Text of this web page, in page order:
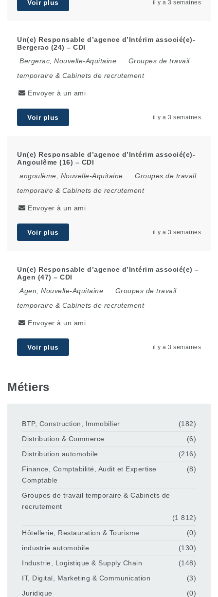
Voir plus il y a 3 semaines
Un(e) Responsable d’agence d’Intérim associé(e)-
Bergerac (24) – CDI
Bergerac, Nouvelle-Aquitaine
Groupes de travail
temporaire & Cabinets de recrutement
Envoyer à un ami
Voir plus il y a 3 semaines
Un(e) Responsable d’agence d’Intérim associé(e)-
Angoulême (16) – CDI
angoulème, Nouvelle-Aquitaine
Groupes de travail
temporaire & Cabinets de recrutement
Envoyer à un ami
Voir plus il y a 3 semaines
Un(e) Responsable d’agence d’Intérim associé(e) –
Agen (47) – CDI
Agen, Nouvelle-Aquitaine
Groupes de travail
temporaire & Cabinets de recrutement
Envoyer à un ami
Voir plus il y a 3 semaines
Métiers
BTP, Construction, Immobilier
(182)
Distribution & Commerce
(6)
Distribution automobile
(216)
Finance, Comptabilité, Audit et Expertise
Comptable
(8)
Groupes de travail temporaire & Cabinets de
recrutement
(1 812)
Hôtellerie, Restauration & Tourisme
(0)
industrie automobile
(130)
Industrie, Logistique & Supply Chain
(148)
IT, Digital, Marketing & Communication
(3)
Juridique
(0)